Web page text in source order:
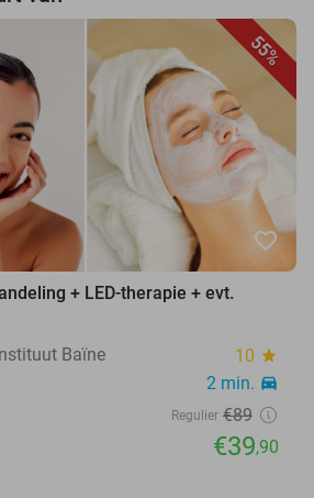
55%
favorite_border
+ LED-therapie + evt.
Baïne
10 star
2 min. directions_car
Regulier €89
€39,90